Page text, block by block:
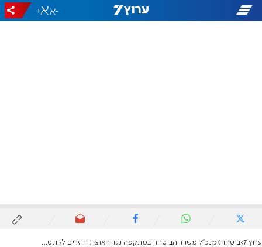
-
+
ערוץ 7 ביטחון מנכ"ל משרד הביטחון במתקפה נגד האוצר: חוזרים לקונספציה